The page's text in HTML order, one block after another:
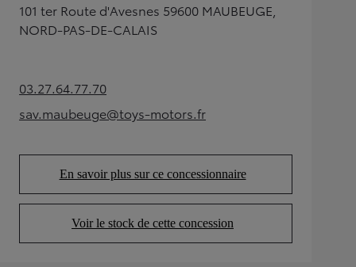
101 ter Route d'Avesnes 59600 MAUBEUGE,
NORD-PAS-DE-CALAIS
03.27.64.77.70(Opens in new tab)
sav.maubeuge@toys-motors.fr
(Opens in new tab)
En savoir plus sur ce concessionnaire
(Opens in new tab)
Voir le stock de cette concession
(Opens in new tab)